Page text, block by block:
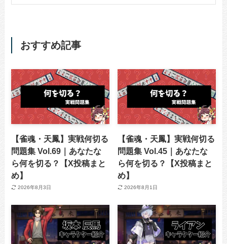
おすすめ記事
【雀魂・天鳳】実戦何切る
問題集 Vol.69｜あなたな
ら何を切る？【X投稿まと
め】
2026年8月3日
【雀魂・天鳳】実戦何切る
問題集 Vol.45｜あなたな
ら何を切る？【X投稿まと
め】
2026年8月1日